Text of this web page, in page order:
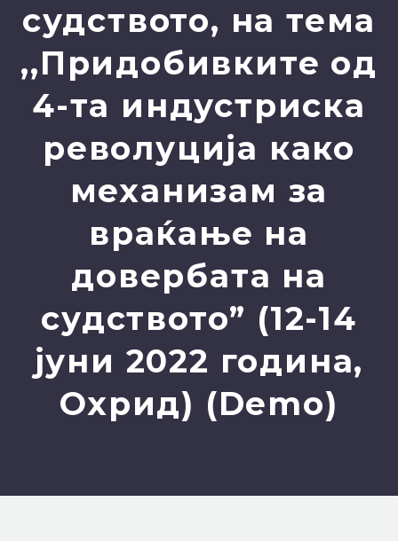
судството, на тема
,,Придобивките од
4-та индустриска
револуција како
механизам за
враќање на
довербата на
судството” (12-14
јуни 2022 година,
Охрид) (Demo)